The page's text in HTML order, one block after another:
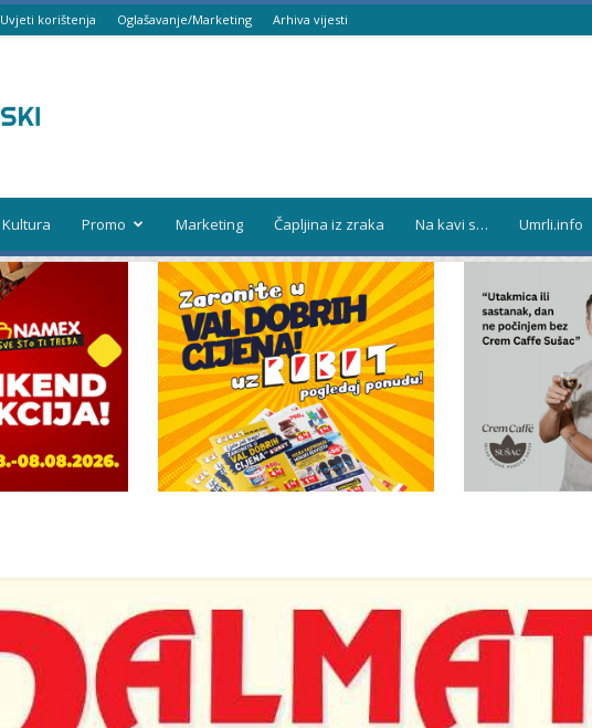
Uvjeti korištenja Oglašavanje/Marketing Arhiva vijesti
Kultura Promo Marketing Čapljina iz zraka Na kavi s… Umrli.info